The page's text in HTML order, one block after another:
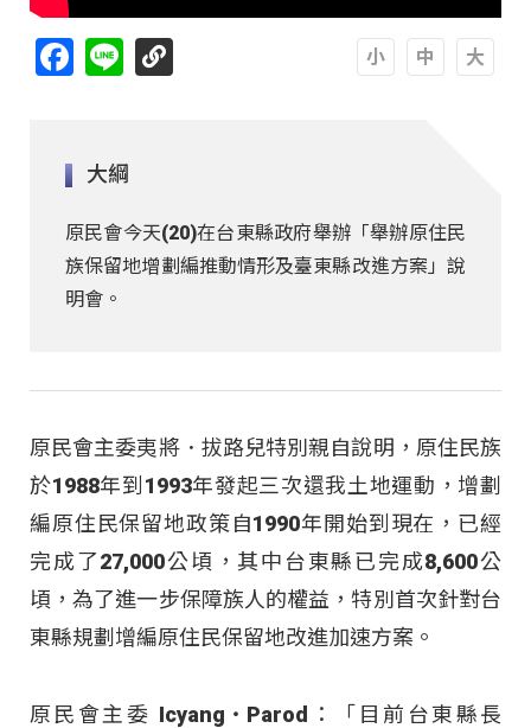
Facebook
Line
大綱
原民會今天(20)在台東縣政府舉辦「舉辦原住民
族保留地增劃編推動情形及臺東縣改進方案」說
明會。
原民會主委夷將．拔路兒特別親自說明，原住民族
於1988年到1993年發起三次還我土地運動，增劃
編原住民保留地政策自1990年開始到現在，已經
完成了27,000公頃，其中台東縣已完成8,600公
頃，為了進一步保障族人的權益，特別首次針對台
東縣規劃增編原住民保留地改進加速方案。
原民會主委 Icyang‧Parod：「目前台東縣長